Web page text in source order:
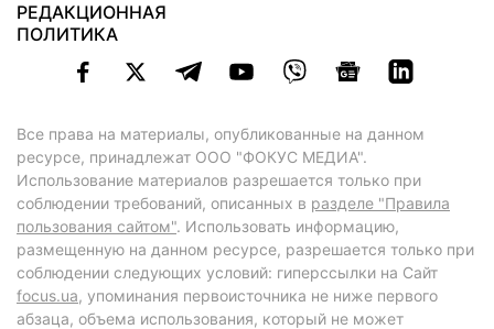
РЕДАКЦИОННАЯ
ПОЛИТИКА
Все права на материалы, опубликованные на данном
ресурсе, принадлежат ООО "ФОКУС МЕДИА".
Использование материалов разрешается только при
соблюдении требований, описанных в разделе "Правила
пользования сайтом". Использовать информацию,
размещенную на данном ресурсе, разрешается только при
соблюдении следующих условий: гиперссылки на Сайт
focus.ua, упоминания первоисточника не ниже первого
абзаца, объема использования, который не может